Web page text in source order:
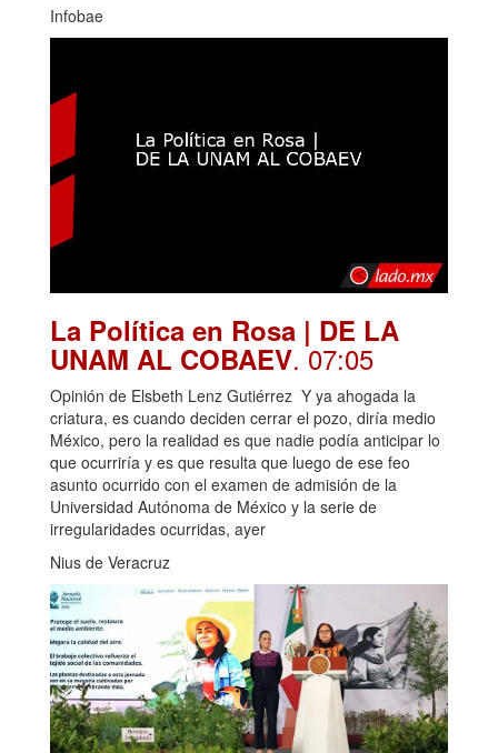
Infobae
La Política en Rosa | DE LA
UNAM AL COBAEV. 07:05
Opinión de Elsbeth Lenz Gutiérrez Y ya ahogada la
criatura, es cuando deciden cerrar el pozo, diría medio
México, pero la realidad es que nadie podía anticipar lo
que ocurriría y es que resulta que luego de ese feo
asunto ocurrido con el examen de admisión de la
Universidad Autónoma de México y la serie de
irregularidades ocurridas, ayer
Nius de Veracruz